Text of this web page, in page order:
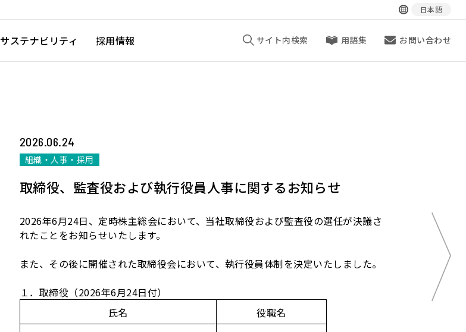
日本語
サステナビリティ 採用情報 サイト内検索 用語集 お問い合わせ
2026.06.24
組織・人事・採用
取締役、監査役および執行役員人事に関するお知らせ
2026年6月24日、定時株主総会において、当社取締役および監査役の選任が決議さ
れたことをお知らせいたします。
また、その後に開催された取締役会において、執行役員体制を決定いたしました。
１．取締役（2026年6月24日付）
氏名
役職名